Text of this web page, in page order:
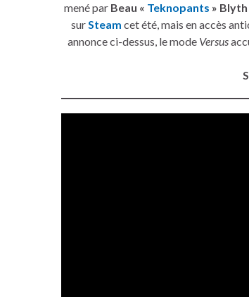
mené par Beau « Teknopants » Blyth
surSteam cet été, mais en accès
annonce ci-dessus, le mode Versus